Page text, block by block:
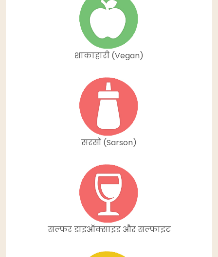
शाकाहारी (Vegan)
सरसों (Sarson)
सल्फर डाइऑक्साइड और सल्फाइट